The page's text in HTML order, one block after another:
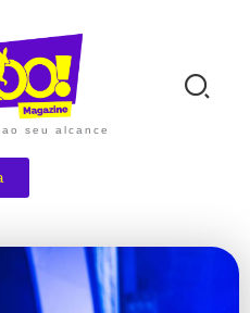
seu alcance